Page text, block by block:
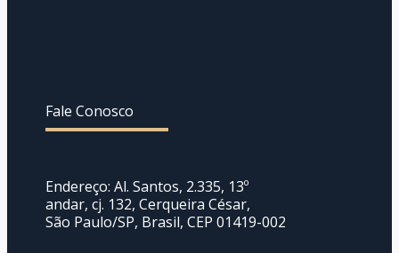
Fale Conosco
Endereço: Al. Santos, 2.335, 13º
andar, cj. 132, Cerqueira César,
São Paulo/SP, Brasil, CEP 01419-002